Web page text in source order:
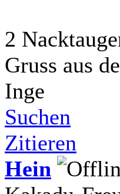
2
Gruss aus
Inge
Suchen
Zitieren
Hein